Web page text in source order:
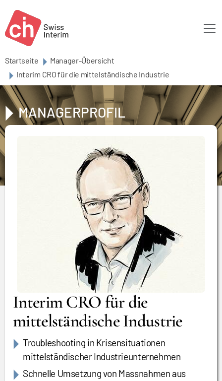
Startseite
Manager-Übersicht
Interim CRO für die mittelständische Industrie
MANAGERPROFIL
Interim CRO für die
mittelständische Industrie
Troubleshooting in Krisensituationen
mittelständischer Industrieunternehmen
Schnelle Umsetzung von Massnahmen aus